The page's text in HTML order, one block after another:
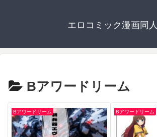
エロコミック漫画同人
Bアワードリーム
Bアワードリーム Bアワードリーム